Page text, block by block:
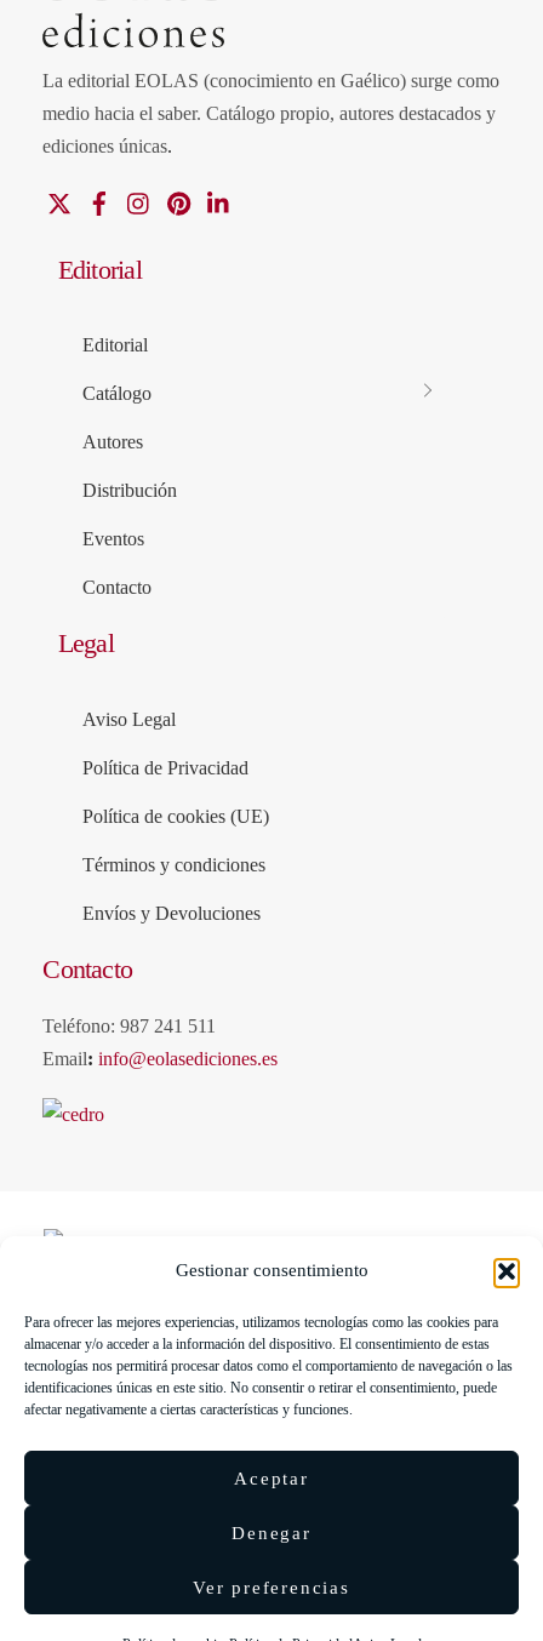
Gestionar consentimiento
Para ofrecer las mejores experiencias, utilizamos tecnologías como las cookies para
almacenar y/o acceder a la información del dispositivo. El consentimiento de estas
tecnologías nos permitirá procesar datos como el comportamiento de navegación o las
identificaciones únicas en este sitio. No consentir o retirar el consentimiento, puede
afectar negativamente a ciertas características y funciones.
Aceptar
Denegar
Ver preferencias
La editorial EOLAS (conocimiento en Gaélico) surge como
medio hacia el saber.Catálogo propio, autores destacados y
ediciones únicas.
FacebookInstagramPinterest
Editorial
Editorial
Catálogo
Autores
Distribución
Eventos
Contacto
Legal
Aviso Legal
Política de Privacidad
Política de cookies (UE)
Términos y condiciones
Envíos y Devoluciones
Contacto
Teléfono: 987 241 511
Email:info@eolasediciones.es
LIBRERÍA UNIVERSITARIA LEÓN 1980 SLL ha sido
beneficiaria de Fondos Europeos, cuyo objetivo es la mejora de la
competitividad de las PYMES, y gracias al cual ha puesto en
Para ello ha contado con el apoyo del Programa Pyme Digital de la
Cámara de Comercio de León.